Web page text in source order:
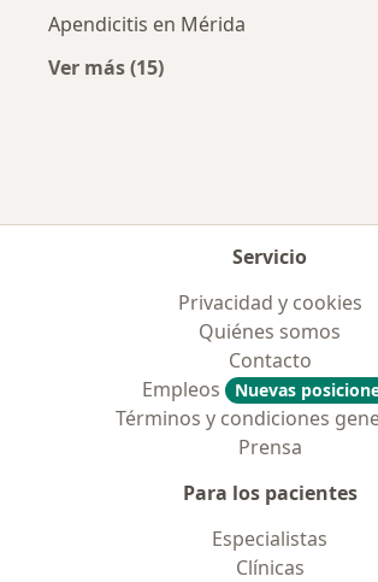
Apendicitis en Mérida
Ver más (15)
Servicio
Privacidad y cookies
Quiénes somos
Contacto
Empleos
Nuevas
Términos y condiciones
Prensa
Para los pacientes
Especialistas
Clínicas